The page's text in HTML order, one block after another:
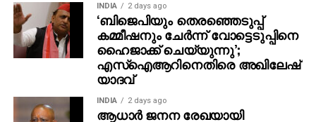
INDIA 2 days ago
‘ബിജെപിയും തെരഞ്ഞെടുപ്പ്
കമ്മീഷനും ചേർന്ന് വോട്ടെടുപ്പിനെ
ഹൈജാക്ക് ചെയ്യുന്നു’;
എസ്ഐആറിനെതിരെ അഖിലേഷ്
യാദവ്
INDIA 2 days ago
ആധാർ ജനന രേഖയായി